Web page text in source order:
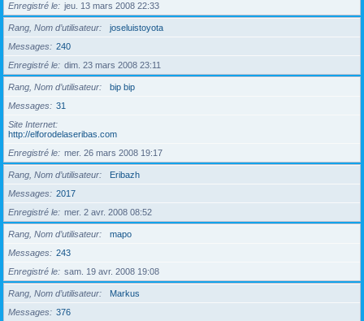
Enregistré le
jeu. 13 mars 2008 22:33
Rang, Nom d’utilisateur
joseluistoyota
Messages
240
Enregistré le
dim. 23 mars 2008 23:11
Rang, Nom d’utilisateur
bip bip
Messages
31
Site Internet
http://elforodelaseribas.com
Enregistré le
mer. 26 mars 2008 19:17
Rang, Nom d’utilisateur
Eribazh
Messages
2017
Enregistré le
mer. 2 avr. 2008 08:52
Rang, Nom d’utilisateur
mapo
Messages
243
Enregistré le
sam. 19 avr. 2008 19:08
Rang, Nom d’utilisateur
Markus
Messages
376